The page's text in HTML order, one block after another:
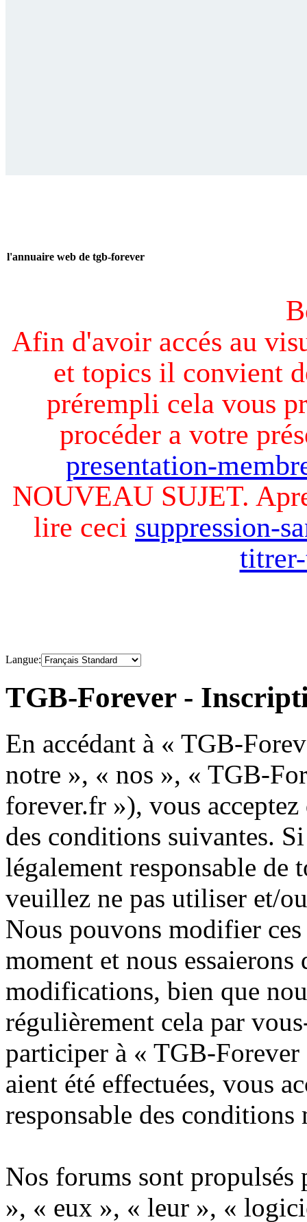
l'annuaire web de tgb-forever
Afin d'avoir accés au
et topics il convient
prérempli cela vous
procéder a votre
presentation-
NOUVEAU SUJET.
lire ceci suppression-
Langue:
TGB-Forever -
En accédant à « TGB-
notre », « nos », « TGB-
forever.fr »), vous acceptez
des conditions suivantes.
légalement responsable de
veuillez ne pas utiliser et/
Nous pouvons modifier
moment et nous
modifications, bien que
régulièrement cela par
participer à « TGB-
aient été effectuées, vous
responsable des
Nos forums sont
», « eux », « leur », «